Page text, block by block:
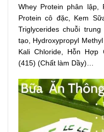
Whey Protein phân lập,
Protein cô đặc, Kem
Triglycerides chuỗi
tạo, Hydroxypropyl
Kali Chloride, Hỗn Hợp
(415) (Chất làm Dầy)…